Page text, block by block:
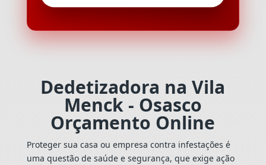
Dedetizadora na Vila
Menck - Osasco
Orçamento Online
Proteger sua casa ou empresa contra infestações é
uma questão de saúde e segurança, que exige ação